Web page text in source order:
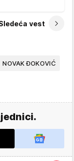
vest
NOVAK ĐOKOVIĆ